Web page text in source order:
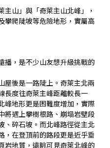
山」與「奇萊主山北峰」，
攀爬陡坡等危險地形，實屬高
播，是不少山友想升級挑戰的
屋後是一路陡上。奇萊主北兩
長度往奇萊主峰距離較長一
峰地形更是困難度增加，實際
將遇上攀樹根路、崩塌岩壁段
、碎石坡。而北峰路徑從主北
，在登頂前的路段更是近乎垂
岩地質，遠眺可見奇萊北峰的